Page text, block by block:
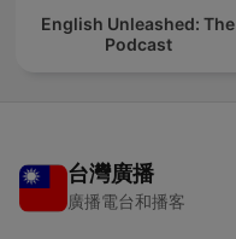
English Unleashed: The
Podcast
台灣廣播
廣播電台和播客